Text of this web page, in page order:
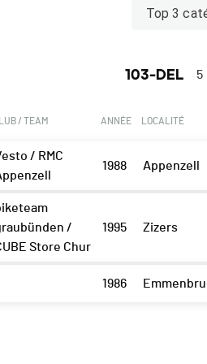
Top 3
103-DEL 5
/ TEAM ANNÉE LOCALITÉ
/ RMC
1988 Appenzell
/
Store Chur
1995 Zizers
1986